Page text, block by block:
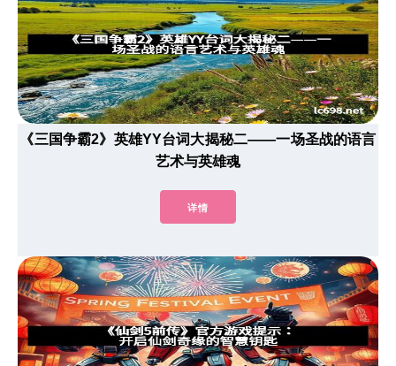
《三国争霸2》英雄YY台词大揭秘二——一场圣战的语言
艺术与英雄魂
详情